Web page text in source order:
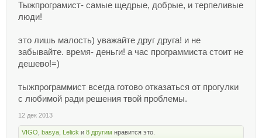
Тыжпрограмист- самые щедрые, добрые, и терпеливые
люди!
это лишь малость) уважайте друг друга! и не
забывайте. время- деньги! а час программиста стоит не
дешево!=)
тыжпрограммист всегда готово отказаться от прогулки
с любимой ради решения твой проблемы.
12 дек 2013
VIGO basya Lelick и 8 другим нравится это.